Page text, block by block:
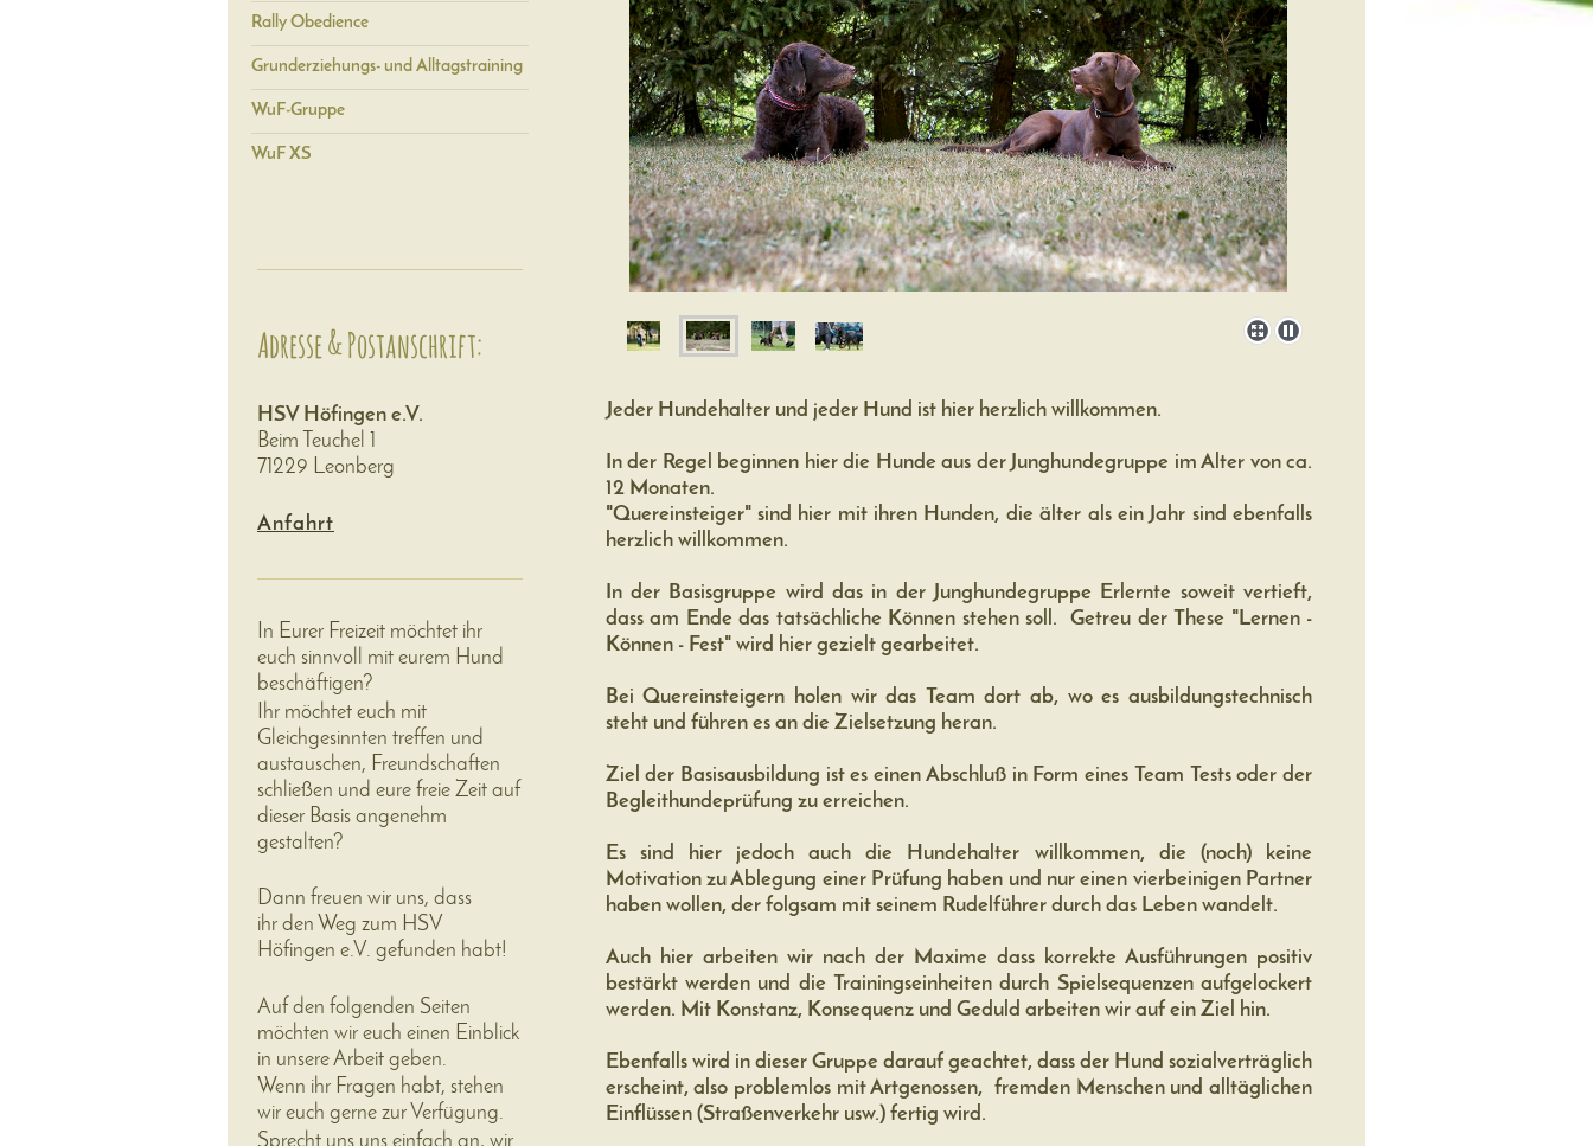
Jeder Hundehalter und jeder Hund ist hier herzlich willkommen.
In der Regel beginnen hier die Hunde aus der Junghundegruppe im Alter von ca.
12 Monaten.
"Quereinsteiger" sind hier mit ihren Hunden, die älter als ein Jahr sind ebenfalls
herzlich willkommen.
In der Basisgruppe wird das in der Junghundegruppe Erlernte soweit vertieft,
dass am Ende das tatsächliche Können stehen soll. Getreu der These "Lernen -
Können - Fest" wird hier gezielt gearbeitet.
Bei Quereinsteigern holen wir das Team dort ab, wo es ausbildungstechnisch
steht und führen es an die Zielsetzung heran.
Ziel der Basisausbildung ist es einen Abschluß in Form eines Team Tests oder der
Begleithundeprüfung zu erreichen.
Es sind hier jedoch auch die Hundehalter willkommen, die (noch) keine
Motivation zu Ablegung einer Prüfung haben und nur einen vierbeinigen Partner
haben wollen, der folgsam mit seinem Rudelführer durch das Leben wandelt.
Auch hier arbeiten wir nach der Maxime dass korrekte Ausführungen positiv
bestärkt werden und die Trainingseinheiten durch Spielsequenzen aufgelockert
werden. Mit Konstanz, Konsequenz und Geduld arbeiten wir auf ein Ziel hin.
Ebenfalls wird in dieser Gruppe darauf geachtet, dass der Hund sozialverträglich
erscheint, also problemlos mit Artgenossen, fremden Menschen und alltäglichen
Einflüssen (Straßenverkehr usw.) fertig wird.
Rally Obedience
Grunderziehungs- und Alltagstraining
WuF-Gruppe
WuF XS
Adresse & Postanschrift:
HSV Höfingen e.V.
Beim Teuchel 1
71229 Leonberg
Anfahrt
In Eurer Freizeit möchtet ihr
euch sinnvoll mit eurem Hund
beschäftigen?
Ihr möchtet euch mit
Gleichgesinnten treffen und
austauschen, Freundschaften
schließen und eure freie Zeit auf
dieser Basis angenehm
gestalten?
Dann freuen wir uns, dass
ihr den Weg zum HSV
Höfingen e.V. gefunden habt!
Auf den folgenden Seiten
möchten wir euch einen Einblick
in unsere Arbeit geben.
Wenn ihr Fragen habt, stehen
wir euch gerne zur Verfügung.